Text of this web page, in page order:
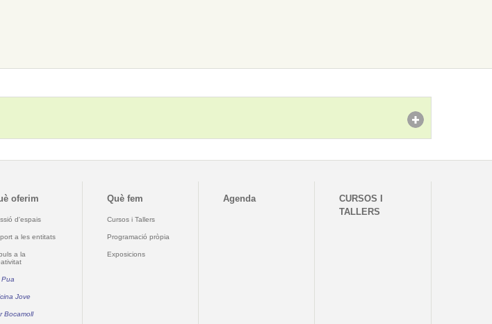
oferim
d'espais
a les entitats
a la
Jove
Bocamoll
Què fem
Cursos i Tallers
Programació pròpia
Exposicions
Agenda
CURSOS I
TALLERS